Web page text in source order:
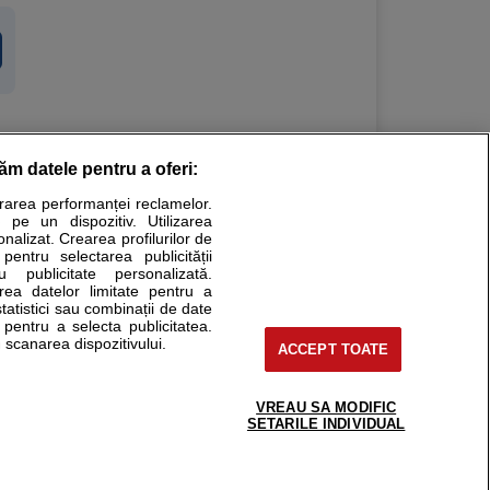
Ele nu pot substitui consultul medical direct si
fie medicul Dvs., fie unul dintre medicii pe care
pacient
support@sfatulmedicului.ro
0374 109 268
datele pentru a oferi:
performanței reclamelor.
pe un dispozitiv. Utilizarea
Crearea profilurilor de
selectarea publicității
publicitate personalizată.
datelor limitate pentru a
sau combinații de date
a selecta publicitatea.
dispozitivului.
ACCEPT TOATE
VREAU SA MODIFIC
SETARILE INDIVIDUAL